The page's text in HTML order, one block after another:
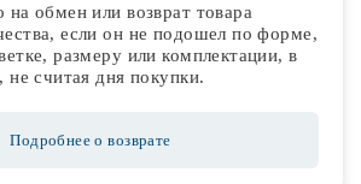
обмен или возврат товара
если он не подошел по форме,
размеру или комплектации, в
не считая дня покупки.
Подробнее о возврате